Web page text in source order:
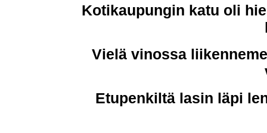
Kotikaupungin katu oli
Vielä vinossa
Etupenkiltä lasin läpi